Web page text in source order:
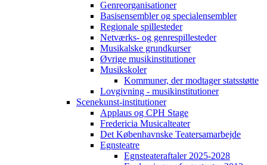
Genreorganisationer
Basisensembler og specialensembler
Regionale spillesteder
Netværks- og genrespillesteder
Musikalske grundkurser
Øvrige musikinstitutioner
Musikskoler
Kommuner, der modtager statsstøtte
Lovgivning - musikinstitutioner
Scenekunst-institutioner
Applaus og CPH Stage
Fredericia Musicalteater
Det Københavnske Teatersamarbejde
Egnsteatre
Egnsteateraftaler 2025-2028